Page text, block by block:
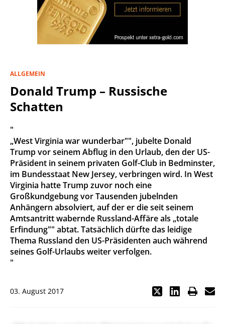
ALLGEMEIN
Donald Trump – Russische
Schatten
"
„West Virginia war wunderbar"", jubelte Donald
Trump vor seinem Abflug in den Urlaub, den der US-
Präsident in seinem privaten Golf-Club in Bedminster,
im Bundesstaat New Jersey, verbringen wird. In West
Virginia hatte Trump zuvor noch eine
Großkundgebung vor Tausenden jubelnden
Anhängern absolviert, auf der er die seit seinem
Amtsantritt wabernde Russland-Affäre als „totale
Erfindung"" abtat. Tatsächlich dürfte das leidige
Thema Russland den US-Präsidenten auch während
seines Golf-Urlaubs weiter verfolgen.
"
03. August 2017